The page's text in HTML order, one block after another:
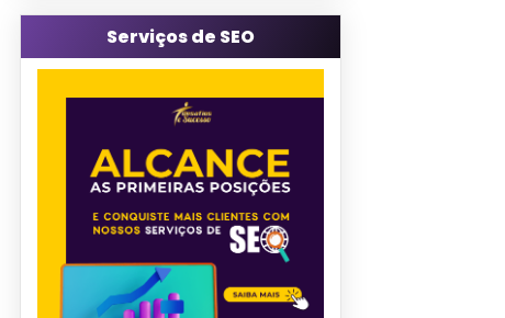
Serviços de SEO